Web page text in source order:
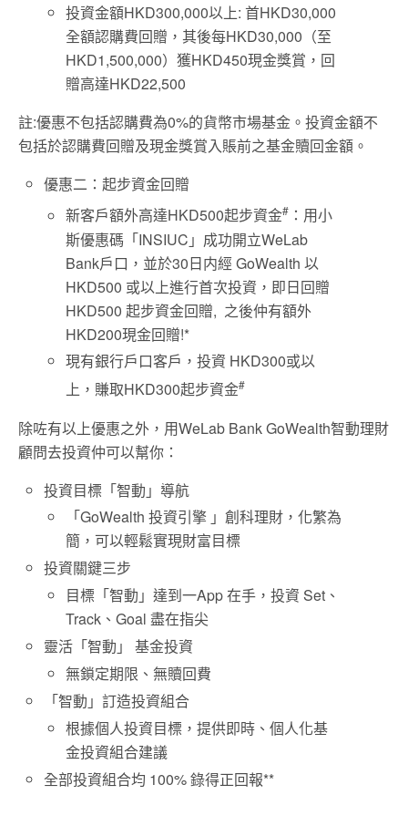
投資金額HKD300,000以上: 首HKD30,000
全額認購費回贈，其後每HKD30,000（至
HKD1,500,000）獲HKD450現金獎賞，回
贈高達HKD22,500
註:優惠不包括認購費為0%的貨幣市場基金。投資金額不
包括於認購費回贈及現金獎賞入賬前之基金贖回金額。
優惠二：起步資金回贈
新客戶額外高達HKD500起步資金# ：用小
斯優惠碼「INSIUC」成功開立WeLab
Bank戶口，並於30日内經 GoWealth 以
HKD500 或以上進行首次投資，即日回贈
HKD500 起步資金回贈, 之後仲有額外
HKD200現金回贈!*
現有銀行戶口客戶，投資 HKD300或以
上，賺取HKD300起步資金#
除咗有以上優惠之外，用WeLab Bank GoWealth智動理財
顧問去投資仲可以幫你：
投資目標「智動」導航
「GoWealth 投資引擎 」創科理財，化繁為
簡，可以輕鬆實現財富目標
投資關鍵三步
目標「智動」達到一App 在手，投資 Set、
Track、Goal 盡在指尖
靈活「智動」 基金投資
無鎖定期限、無贖回費
「智動」訂造投資組合
根據個人投資目標，提供即時、個人化基
金投資組合建議
全部投資組合均 100% 錄得正回報**